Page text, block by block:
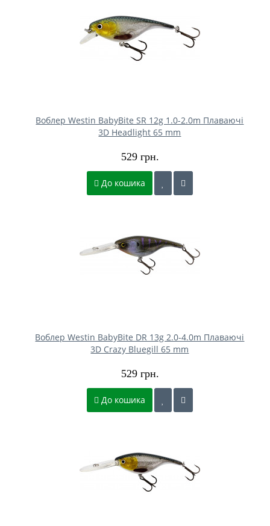
Воблер Westin BabyBite SR 12g 1.0-2.0m Плаваючі
3D Headlight 65 mm
529 грн.
До кошика
Воблер Westin BabyBite DR 13g 2.0-4.0m Плаваючі
3D Crazy Bluegill 65 mm
529 грн.
До кошика